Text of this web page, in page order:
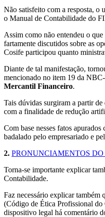
Não satisfeito com a resposta, o
o Manual de Contabilidade do
Assim como não entendeu o
fartamente discutidos sobre as
Cosife participou quanto
Diante de tal manifestação,
mencionado no item 19 da
Mercantil Financeiro.
Tais dúvidas surgiram a partir
com a finalidade de redução
Com base nesses fatos
badalado pelo empresariado e
2. PRONUNCIAMENTOS
Torna-se importante explicar
Contabilidade.
Faz necessário explicar também
(Código de Ética Profissional do
dispositivo legal há comentário